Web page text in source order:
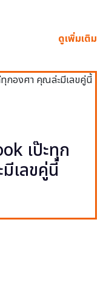
ดูเพิ่มเติม
เป๊ะทุก
เลขคู่นี้